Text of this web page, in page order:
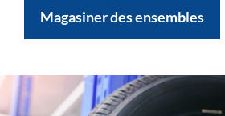
Magasiner des ensembles